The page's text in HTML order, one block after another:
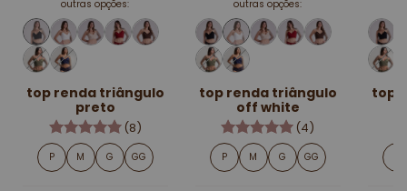
outras opções:
top renda triângulo
preto
(8)
P M G GG
outras opções:
top renda triângulo
off white
(4)
P M G GG
top